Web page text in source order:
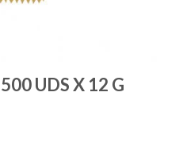
UDS X 12 G